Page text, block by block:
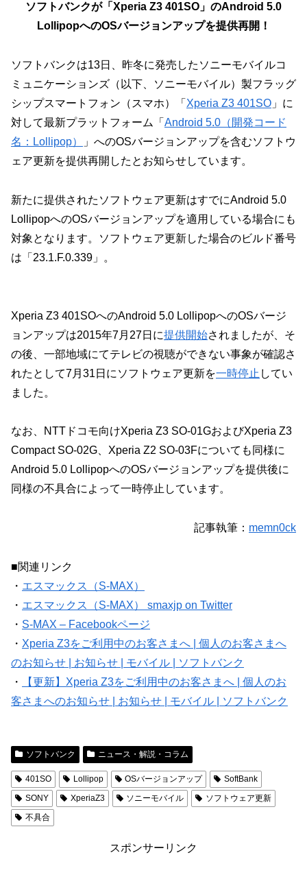
ソフトバンクが「Xperia Z3 401SO」のAndroid 5.0
LollipopへのOSバージョンアップを提供再開！
ソフトバンクは13日、昨冬に発売したソニーモバイルコ
ミュニケーションズ（以下、ソニーモバイル）製フラッグ
シップスマートフォン（スマホ）「 Xperia Z3 401SO 」に
対して最新プラットフォーム「 Android 5.0（開発コード
名：Lollipop）
」へのOSバージョンアップを含むソフトウ
ェア更新を提供再開したとお知らせしています。
新たに提供されたソフトウェア更新はすでにAndroid 5.0
LollipopへのOSバージョンアップを適用している場合にも
対象となります。ソフトウェア更新した場合のビルド番号
は「23.1.F.0.339」。
Xperia Z3 401SOへのAndroid 5.0 LollipopへのOSバージ
ョンアップは2015年7月27日に提供開始されましたが、そ
の後、一部地域にてテレビの視聴ができない事象が確認さ
れたとして7月31日にソフトウェア更新を一時停止 してい
ました。
なお、NTTドコモ向けXperia Z3 SO-01GおよびXperia Z3
Compact SO-02G、Xperia Z2 SO-03Fについても同様に
Android 5.0 LollipopへのOSバージョンアップを提供後に
同様の不具合によって一時停止しています。
記事執筆： memn0ck
■関連リンク
・ エスマックス（S-MAX）
・ エスマックス（S-MAX） smaxjp on Twitter
・ S-MAX – Facebookページ
・ Xperia Z3をご利用中のお客さまへ | 個人のお客さまへ
のお知らせ | お知らせ | モバイル | ソフトバンク
・
【更新】Xperia Z3をご利用中のお客さまへ | 個人のお
客さまへのお知らせ | お知らせ | モバイル | ソフトバンク
ソフトバンク ニュース・解説・コラム
401SO Lollipop OSバージョンアップ
SoftBank
SONY
XperiaZ3 ソニーモバイル
ソフトウェア更新
不具合
スポンサーリンク